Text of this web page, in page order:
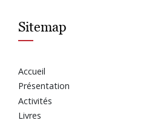
Sitemap
Accueil
Présentation
Activités
Livres